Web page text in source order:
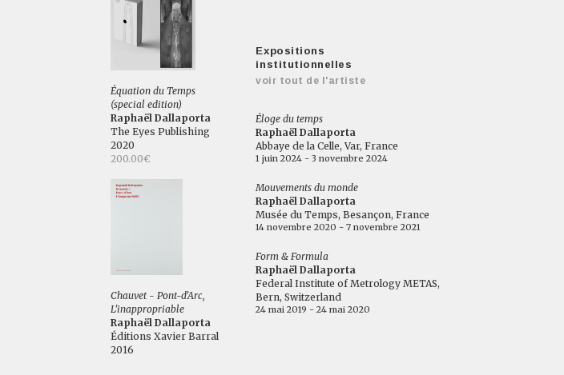
Équation du Temps
(special edition)
Raphaël Dallaporta
The Eyes Publishing
2020
200.00€
Chauvet - Pont-d'Arc,
L'inappropriable
Raphaël Dallaporta
Éditions Xavier Barral
2016
Expositions
institutionnelles
voir tout de l'artiste
Éloge du temps
Raphaël Dallaporta
Abbaye de la Celle, Var, France
1 juin 2024 - 3 novembre 2024
Mouvements du monde
Raphaël Dallaporta
Musée du Temps, Besançon, France
14 novembre 2020 - 7 novembre 2021
Form & Formula
Raphaël Dallaporta
Federal Institute of Metrology METAS,
Bern, Switzerland
24 mai 2019 - 24 mai 2020